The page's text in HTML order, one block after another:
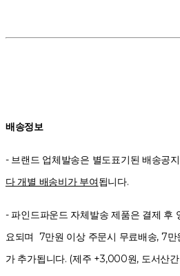
배송정보
- 브랜드 업체발송은 별도표기된 배송공
다 개별 배송비가 부여됩니다.
- 파인드파운드 자체발송 제품은 결제 후
요되며 7만원 이상 주문시 무료배송, 7
가 추가됩니다. (제주 +3,000원, 도서산